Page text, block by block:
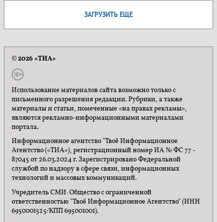
ЗАГРУЗИТЬ ЕЩЕ
© 2026 «ТИА»
Использование материалов сайта возможно только с
письменного разрешения редакции. Рубрики, а также
материалы и статьи, помеченные «на правах рекламы»,
являются рекламно-информационными материалами
портала.
Информационное агентство "Твоё Информационное
Агентство («ТИА»), регистрационный номер ИА № ФС 77 -
87045 от 26.03.2024 г. Зарегистрировано Федеральной
службой по надзору в сфере связи, информационных
технологий и массовых коммуникаций.
Учредитель СМИ: Общество с ограниченной
ответственностью "Твоё Информационное Агентство" (ИНН
6950001525/КПП 695001001).